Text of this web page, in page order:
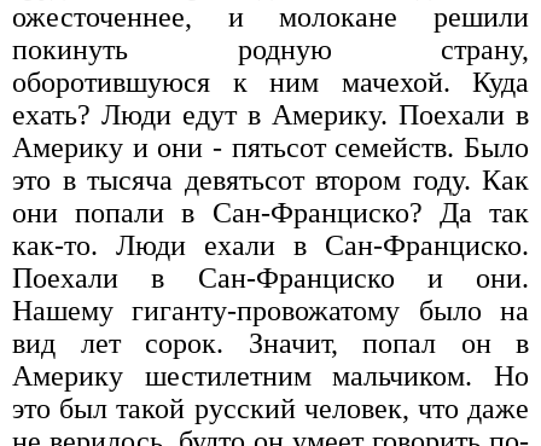
ожесточеннее, и молокане решили
покинуть родную страну,
оборотившуюся к ним мачехой. Куда
ехать? Люди едут в Америку. Поехали в
Америку и они - пятьсот семейств. Было
это в тысяча девятьсот втором году. Как
они попали в Сан-Франциско? Да так
как-то. Люди ехали в Сан-Франциско.
Поехали в Сан-Франциско и они.
Нашему гиганту-провожатому было на
вид лет сорок. Значит, попал он в
Америку шестилетним мальчиком. Но
это был такой русский человек, что даже